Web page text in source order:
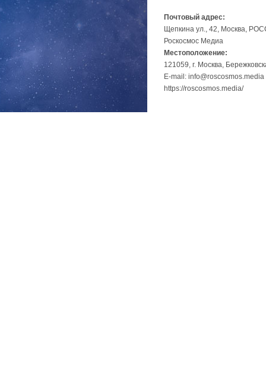
Почтовый адрес:
Щепкина ул., 42, Москва,
Роскосмос Медиа
Местоположение:
121059, г. Москва,
E-mail: info@roscosmos.media
https://roscosmos.media/